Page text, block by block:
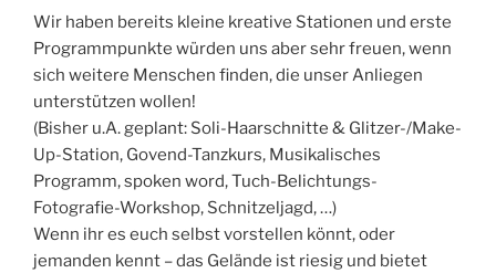
Wir haben bereits kleine kreative Stationen und erste
Programmpunkte würden uns aber sehr freuen, wenn
sich weitere Menschen finden, die unser Anliegen
unterstützen wollen!
(Bisher u.A. geplant: Soli-Haarschnitte & Glitzer-/Make-
Up-Station, Govend-Tanzkurs, Musikalisches
Programm, spoken word, Tuch-Belichtungs-
Fotografie-Workshop, Schnitzeljagd, …)
Wenn ihr es euch selbst vorstellen könnt, oder
jemanden kennt – das Gelände ist riesig und bietet